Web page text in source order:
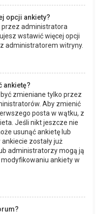
opcji ankiety?
przez administratora
wstawić więcej opcji
administratorem witryny.
ankietę?
zmieniane tylko przez
Aby zmienić
posta w wątku, z
Jeśli nikt jeszcze nie
usunąć ankietę lub
zostały już
administratorzy mogą ją
ankiety w